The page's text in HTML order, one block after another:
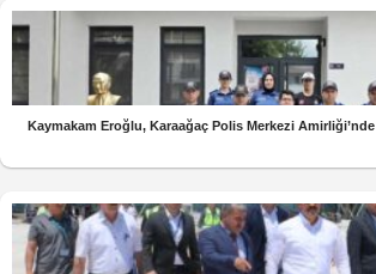
Kaymakam Eroğlu, Karaağaç Polis Merkezi Amirliği’nde